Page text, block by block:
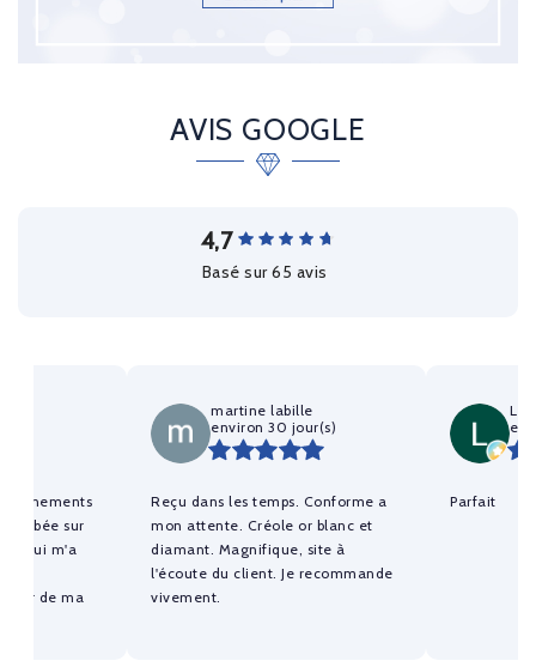
AVIS GOOGLE
4,7
Basé sur 65 avis
tombée sur
qui m'a
de ma
martine labille
environ 30 jour(s)
Reçu dans les temps. Conforme a
mon attente. Créole or blanc et
diamant. Magnifique, site à
l'écoute du client. Je recommande
vivement.
Parfait